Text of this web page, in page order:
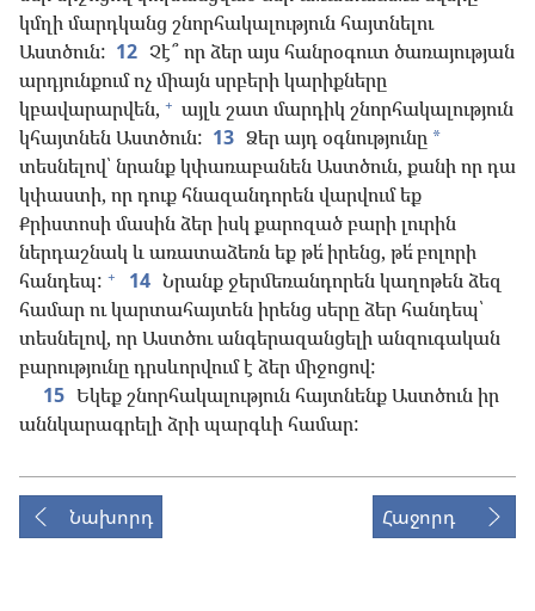
կմղի մարդկանց շնորհակալություն հայտնելու
Աստծուն: 12 Չէ՞ որ ձեր այս հանրօգուտ ծառայության
արդյունքում ոչ միայն սրբերի կարիքները
կբավարարվեն, + այլև շատ մարդիկ շնորհակալություն
կհայտնեն Աստծուն: 13 Ձեր այդ օգնությունը *
տեսնելով՝ նրանք կփառաբանեն Աստծուն, քանի որ դա
կփաստի, որ դուք հնազանդորեն վարվում եք
Քրիստոսի մասին ձեր իսկ քարոզած բարի լուրին
ներդաշնակ և առատաձեռն եք թե՛ իրենց, թե՛ բոլորի
հանդեպ: + 14 Նրանք ջերմեռանդորեն կաղոթեն ձեզ
համար ու կարտահայտեն իրենց սերը ձեր հանդեպ՝
տեսնելով, որ Աստծու անգերազանցելի անզուգական
բարությունը դրսևորվում է ձեր միջոցով:
15 Եկեք շնորհակալություն հայտնենք Աստծուն իր
աննկարագրելի ձրի պարգևի համար:
Նախորդ Հաջորդ